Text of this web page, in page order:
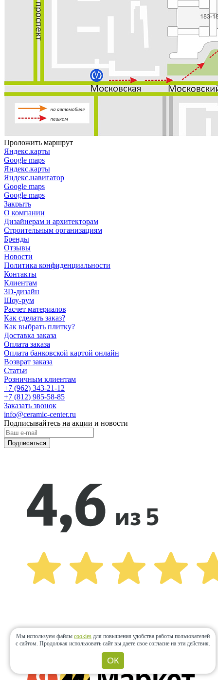
Проложить маршрут
Яндекс.карты
Google maps
Яндекс.карты
Яндекс.навигатор
Google maps
Google maps
Закрыть
О компании
Дизайнерам и архитекторам
Строительным организациям
Бренды
Отзывы
Новости
Политика конфиденциальности
Контакты
Клиентам
3D-дизайн
Шоу-рум
Расчет материалов
Как сделать заказ?
Как выбрать плитку?
Доставка заказа
Оплата заказа
Оплата банковской картой онлайн
Возврат заказа
Статьи
Розничным клиентам
+7 (962) 343-21-12
+7 (812) 985-58-85
Заказать звонок
info@ceramic-center.ru
Подписывайтесь на акции и новости
Подписаться
Мы используем файлы cookies для повышения удобства работы пользователей
с сайтом. Продолжая использовать сайт вы даете свое согласие на эти действия.
ОК